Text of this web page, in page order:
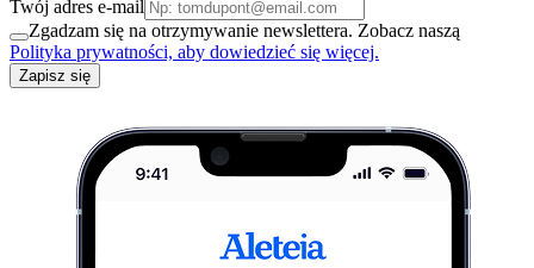
Twój adres e-mail
Zgadzam się na otrzymywanie newslettera. Zobacz naszą
Polityka prywatności, aby dowiedzieć się więcej.
Zapisz się